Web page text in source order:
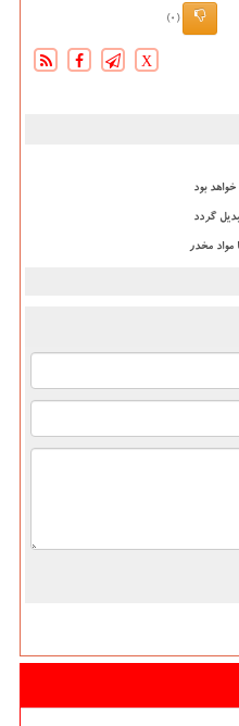
(0)
X
گردد
مواد مخدر